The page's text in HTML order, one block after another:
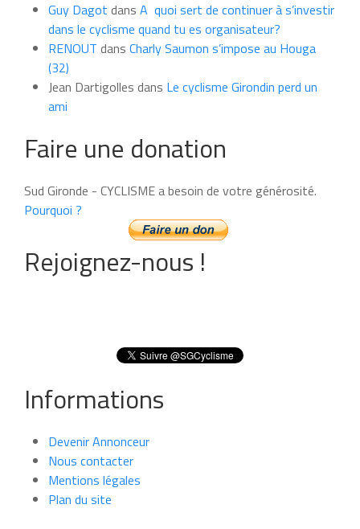
Guy Dagot dans A quoi sert de continuer à s’investir
dans le cyclisme quand tu es organisateur?
RENOUT dans Charly Saumon s’impose au Houga
(32)
Jean Dartigolles dans Le cyclisme Girondin perd un
ami
Faire une donation
Sud Gironde - CYCLISME a besoin de votre générosité.
Pourquoi ?
Rejoignez-nous !
Informations
Devenir Annonceur
Nous contacter
Mentions légales
Plan du site